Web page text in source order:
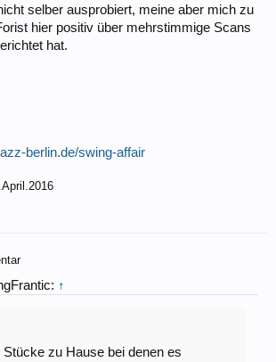
selber ausprobiert, meine aber mich zu
hier positiv über mehrstimmige Scans
hat.
berlin.de/swing-affair
↑
Stücke zu Hause bei denen es